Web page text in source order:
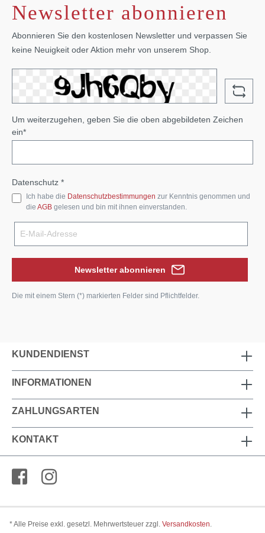
Newsletter abonnieren
Abonnieren Sie den kostenlosen Newsletter und verpassen Sie
keine Neuigkeit oder Aktion mehr von unserem Shop.
Um weiterzugehen, geben Sie die oben abgebildeten Zeichen
ein*
Datenschutz *
Ich habe die Datenschutzbestimmungen zur Kenntnis genommen und
die AGB gelesen und bin mit ihnen einverstanden.
Newsletter abonnieren
Die mit einem Stern (*) markierten Felder sind Pflichtfelder.
KUNDENDIENST
INFORMATIONEN
ZAHLUNGSARTEN
KONTAKT
* Alle Preise exkl. gesetzl. Mehrwertsteuer zzgl. Versandkosten.